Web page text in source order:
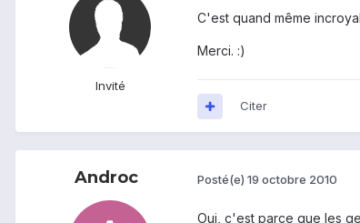
Invité
C'est quand même
Merci. :)
Citer
Androc Posté(e) 19 octobre 2010
Oui, c'est parce que les